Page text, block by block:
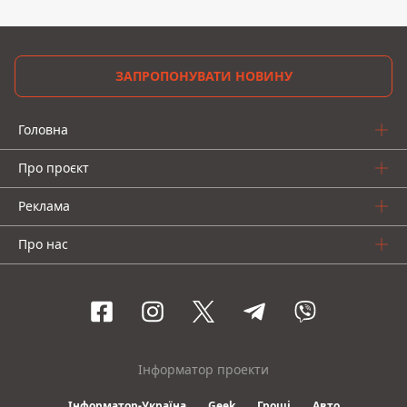
ЗАПРОПОНУВАТИ НОВИНУ
Головна
Про проєкт
Реклама
Про нас
Інформатор проекти